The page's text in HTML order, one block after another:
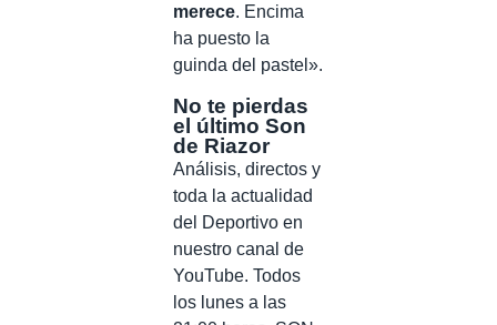
merece. Encima
ha puesto la
guinda del pastel».
No te pierdas
el último Son
de Riazor
Análisis, directos y
toda la actualidad
del Deportivo en
nuestro canal de
YouTube. Todos
los lunes a las